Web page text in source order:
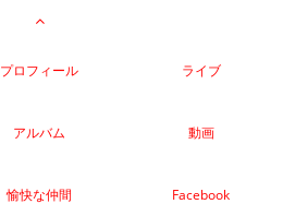
プロフィール ライブ
アルバム 動画
愉快な仲間 Facebook